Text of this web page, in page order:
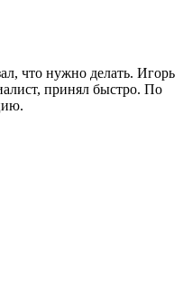
что нужно делать. Игорь
принял быстро. По